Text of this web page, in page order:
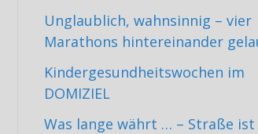
Unglaublich, wahnsinnig – vier
Marathons hintereinander
Kindergesundheitswochen im
DOMIZIEL
Was lange währt … – Straße ist